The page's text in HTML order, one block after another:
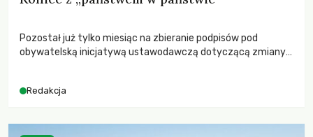
Pozostał już tylko miesiąc na zbieranie podpisów pod
obywatelską inicjatywą ustawodawczą dotyczącą zmiany
niezwykle korzystne rozwiązania dla przyrody i zwierząt,
funkcjonowania łowiectwa w Polsce.
Redakcja